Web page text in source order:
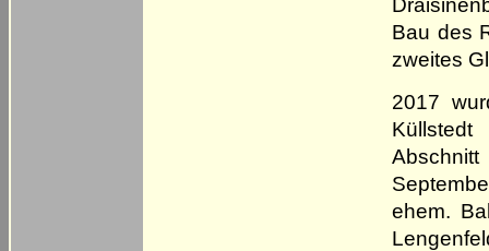
Bau des
zweites
2017
ehem.